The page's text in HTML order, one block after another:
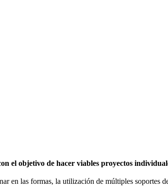
el objetivo de hacer viables proyectos
en las formas, la utilización de múltiples